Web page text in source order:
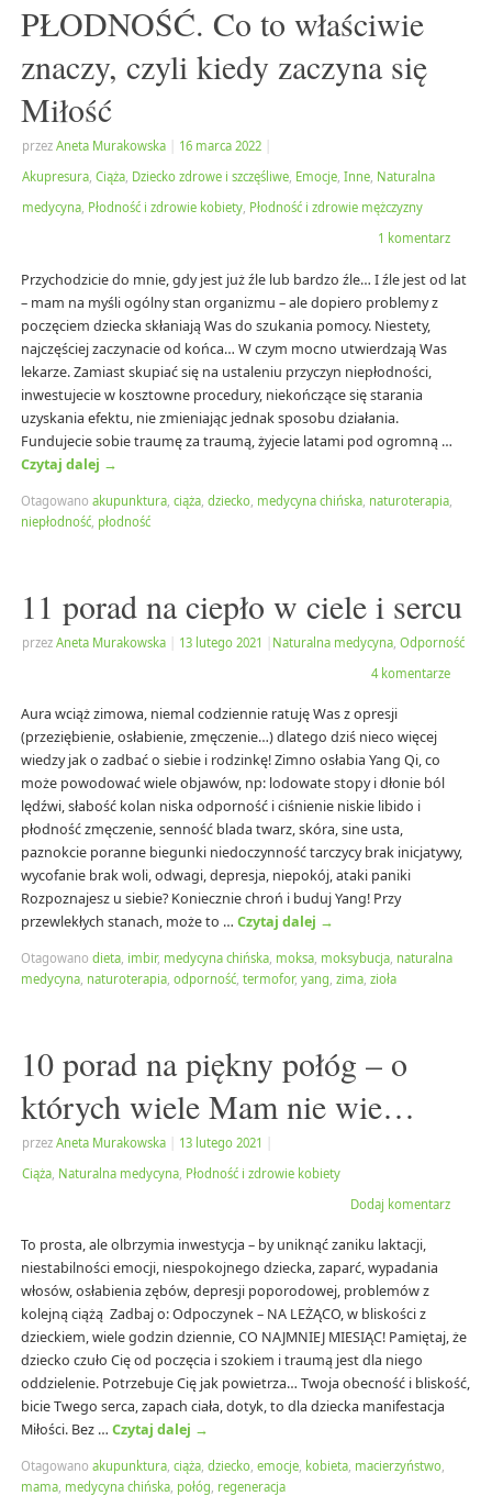
PŁODNOŚĆ. Co to właściwie
znaczy, czyli kiedy zaczyna się
Miłość
przez Aneta Murakowska 16 marca 2022
Akupresura, Ciąża, Dziecko zdrowe i szczęśliwe, Emocje, Inne, Naturalna
medycyna, Płodność i zdrowie kobiety, Płodność i zdrowie mężczyzny
1 komentarz
Przychodzicie do mnie, gdy jest już źle lub bardzo źle… I źle jest od lat
– mam na myśli ogólny stan organizmu – ale dopiero problemy z
poczęciem dziecka skłaniają Was do szukania pomocy. Niestety,
najczęściej zaczynacie od końca… W czym mocno utwierdzają Was
lekarze. Zamiast skupiać się na ustaleniu przyczyn niepłodności,
inwestujecie w kosztowne procedury, niekończące się starania
uzyskania efektu, nie zmieniając jednak sposobu działania.
Fundujecie sobie traumę za traumą, żyjecie latami pod ogromną …
Czytaj dalej →
Otagowano akupunktura, ciąża, dziecko, medycyna chińska, naturoterapia,
niepłodność, płodność
11 porad na ciepło w ciele i sercu
przez Aneta Murakowska 13 lutego 2021 Naturalna medycyna, Odporność
4 komentarze
Aura wciąż zimowa, niemal codziennie ratuję Was z opresji
(przeziębienie, osłabienie, zmęczenie…) dlatego dziś nieco więcej
wiedzy jak o zadbać o siebie i rodzinkę! Zimno osłabia Yang Qi, co
może powodować wiele objawów, np: lodowate stopy i dłonie ból
lędźwi, słabość kolan niska odporność i ciśnienie niskie libido i
płodność zmęczenie, senność blada twarz, skóra, sine usta,
paznokcie poranne biegunki niedoczynność tarczycy brak inicjatywy,
wycofanie brak woli, odwagi, depresja, niepokój, ataki paniki
Rozpoznajesz u siebie? Koniecznie chroń i buduj Yang! Przy
przewlekłych stanach, może to … Czytaj dalej →
Otagowano dieta, imbir, medycyna chińska, moksa, moksybucja, naturalna
medycyna, naturoterapia, odporność, termofor, yang zima, zioła
10 porad na piękny połóg – o
których wiele Mam nie wie…
przez Aneta Murakowska 13 lutego 2021
Ciąża, Naturalna medycyna, Płodność i zdrowie kobiety
Dodaj komentarz
To prosta, ale olbrzymia inwestycja – by uniknąć zaniku laktacji,
niestabilności emocji, niespokojnego dziecka, zaparć, wypadania
włosów, osłabienia zębów, depresji poporodowej, problemów z
kolejną ciążą Zadbaj o: Odpoczynek – NA LEŻĄCO, w bliskości z
dzieckiem, wiele godzin dziennie, CO NAJMNIEJ MIESIĄC! Pamiętaj, że
dziecko czuło Cię od poczęcia i szokiem i traumą jest dla niego
oddzielenie. Potrzebuje Cię jak powietrza… Twoja obecność i bliskość,
bicie Twego serca, zapach ciała, dotyk, to dla dziecka manifestacja
Miłości. Bez … Czytaj dalej →
Otagowano akupunktura, ciąża, dziecko, emocje, kobieta, macierzyństwo,
mama, medycyna chińska, połóg, regeneracja